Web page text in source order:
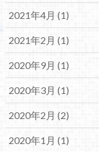
2021年4月 (1)
2021年2月 (1)
2020年9月 (1)
2020年3月 (1)
2020年2月 (2)
2020年1月 (1)